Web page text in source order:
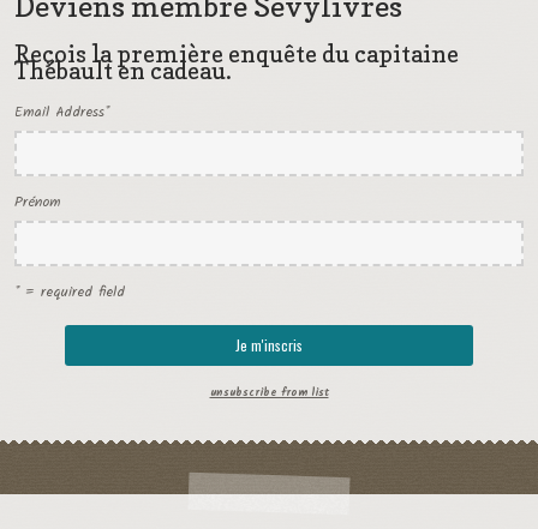
Deviens membre Sevylivres
Reçois la première enquête du capitaine
Thébault en cadeau.
Email Address*
Prénom
* = required field
unsubscribe from list